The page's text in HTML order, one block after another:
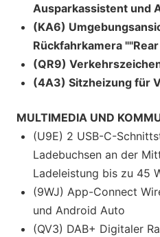
Ausparkassistent und
(KA6)
Rückfahrkamera
(QR9)
(4A3) Sitzheizung für
MULTIMEDIA UND
(U9E) 2 USB-C-
Ladebuchsen an der
Ladeleistung bis zu 45
(9WJ) App-Connect
und Android Auto
(QV3) DAB+ Digitaler